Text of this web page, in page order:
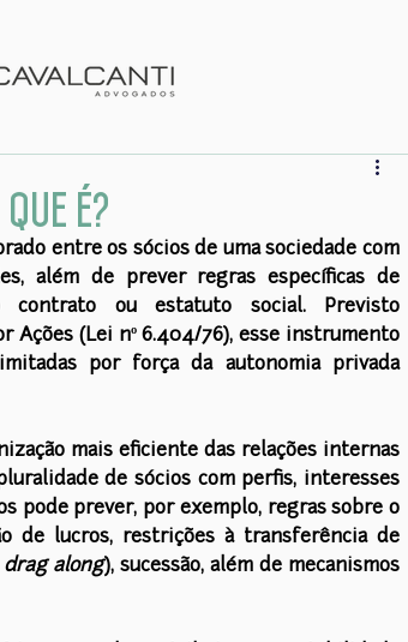
é?
entre os sócios de uma sociedade com
além de prever regras específicas de
contrato ou estatuto social. Previsto
Ações (Lei nº 6.404/76), esse instrumento
por força da autonomia privada
mais eficiente das relações internas
de sócios com perfis, interesses
pode prever, por exemplo, regras sobre o
de lucros, restrições à transferência de
drag along), sucessão, além de mecanismos